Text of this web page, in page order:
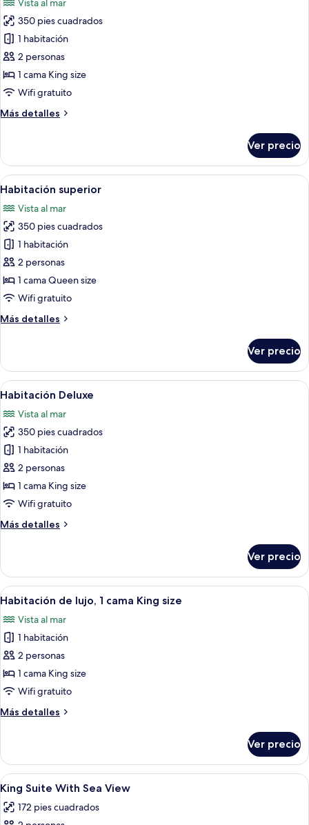
las
fotos
de
Habitación
Premium
Vista al mar
350 pies cuadrados
1 habitación
2 personas
1 cama King size
Wifi gratuito
Más detalles
Más
Premium
Ver precio
Abrir
todas
las
fotos
de
Habitación
superior
Habitación de hotel con cama, dos
14
Habitación superior
Vista al mar
350 pies cuadrados
1 habitación
2 personas
1 cama Queen size
Wifi gratuito
Más detalles
Más
superior
Ver precio
Abrir
todas
las
fotos
de
Habitación
Deluxe
Una cama bien hecha con una toalla
14
Habitación Deluxe
Vista al mar
350 pies cuadrados
1 habitación
2 personas
1 cama King size
Wifi gratuito
Más detalles
Más
Deluxe
Ver precio
Abrir
todas
las
fotos
de
Habitación
de
1
size
Una cama bien tendida con una
13
Habitación de lujo, 1 cama King size
Vista al mar
1 habitación
2 personas
1 cama King size
Wifi gratuito
Más detalles
Más
de
lujo,
1
cama
King
Ver precio
Abrir
todas
las
Minibar, caja de seguridad en la
10
King Suite With Sea View
172 pies cuadrados